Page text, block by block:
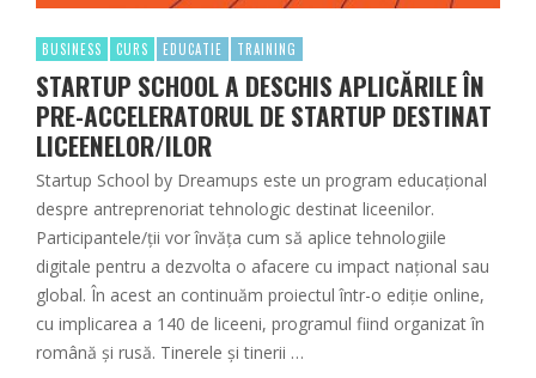
BUSINESS CURS EDUCATIE TRAINING
STARTUP SCHOOL A DESCHIS APLICĂRILE ÎN
PRE-ACCELERATORUL DE STARTUP DESTINAT
LICEENELOR/ILOR
Startup School by Dreamups este un program educațional
despre antreprenoriat tehnologic destinat liceenilor.
Participantele/ții vor învăța cum să aplice tehnologiile
digitale pentru a dezvolta o afacere cu impact național sau
global. În acest an continuăm proiectul într-o ediție online,
cu implicarea a 140 de liceeni, programul fiind organizat în
română și rusă. Tinerele și tinerii …